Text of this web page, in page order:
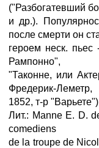
("Разбогатевший
и др.).
после смерти он
героем неск.
Рампонно",
"Таконне, или
Фредерик-Леметр,
1852, т-р
Лит.: Manne E. D.
comediens
de la troupe de